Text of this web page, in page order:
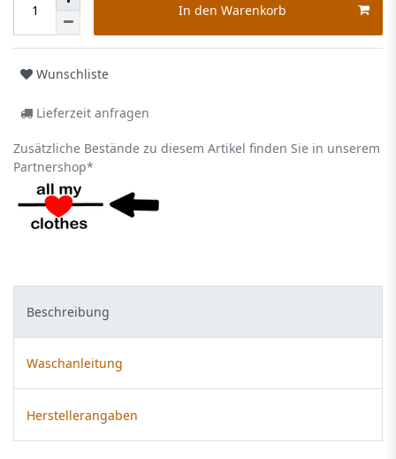
In den Warenkorb
Wunschliste
Lieferzeit anfragen
Zusätzliche Bestände zu diesem Artikel finden Sie in unserem
Partnershop*
Beschreibung
Waschanleitung
Herstellerangaben